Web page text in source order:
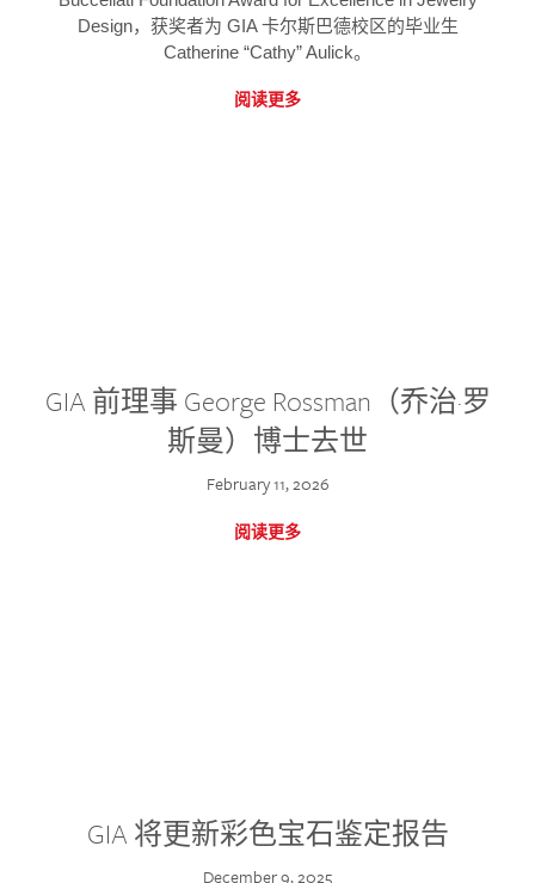
Design，获奖者为 GIA 卡尔斯巴德校区的毕业生
Catherine “Cathy” Aulick。
阅读更多
GIA 前理事 George Rossman（乔治·罗
斯曼）博士去世
February 11, 2026
阅读更多
GIA 将更新彩色宝石鉴定报告
December 9, 2025